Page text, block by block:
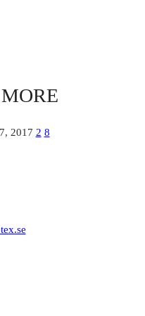
2017 2 8